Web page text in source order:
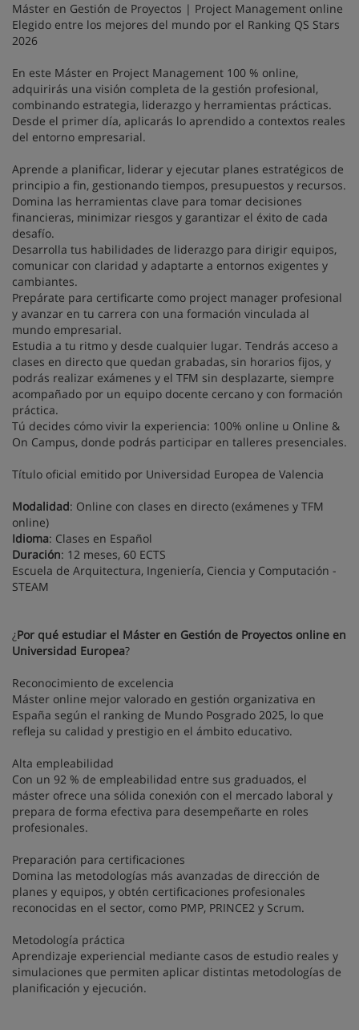
Máster en Gestión de Proyectos | Project Management online
Elegido entre los mejores del mundo por el Ranking QS Stars
2026
En este Máster en Project Management 100 % online,
adquirirás una visión completa de la gestión profesional,
combinando estrategia, liderazgo y herramientas prácticas.
Desde el primer día, aplicarás lo aprendido a contextos reales
del entorno empresarial.
Aprende a planificar, liderar y ejecutar planes estratégicos de
principio a fin, gestionando tiempos, presupuestos y recursos.
Domina las herramientas clave para tomar decisiones
financieras, minimizar riesgos y garantizar el éxito de cada
desafío.
Desarrolla tus habilidades de liderazgo para dirigir equipos,
comunicar con claridad y adaptarte a entornos exigentes y
cambiantes.
Prepárate para certificarte como project manager profesional
y avanzar en tu carrera con una formación vinculada al
mundo empresarial.
Estudia a tu ritmo y desde cualquier lugar. Tendrás acceso a
clases en directo que quedan grabadas, sin horarios fijos, y
podrás realizar exámenes y el TFM sin desplazarte, siempre
acompañado por un equipo docente cercano y con formación
práctica.
Tú decides cómo vivir la experiencia: 100% online u Online &
On Campus, donde podrás participar en talleres presenciales.
Título oficial emitido por Universidad Europea de Valencia
Modalidad: Online con clases en directo (exámenes y TFM
online)
Idioma: Clases en Español
Duración: 12 meses, 60 ECTS
Escuela de Arquitectura, Ingeniería, Ciencia y Computación -
STEAM
¿Por qué estudiar el Máster en Gestión de Proyectos online en
Universidad Europea?
Reconocimiento de excelencia
Máster online mejor valorado en gestión organizativa en
España según el ranking de Mundo Posgrado 2025, lo que
refleja su calidad y prestigio en el ámbito educativo.
Alta empleabilidad
Con un 92 % de empleabilidad entre sus graduados, el
máster ofrece una sólida conexión con el mercado laboral y
prepara de forma efectiva para desempeñarte en roles
profesionales.
Preparación para certificaciones
Domina las metodologías más avanzadas de dirección de
planes y equipos, y obtén certificaciones profesionales
reconocidas en el sector, como PMP, PRINCE2 y Scrum.
Metodología práctica
Aprendizaje experiencial mediante casos de estudio reales y
simulaciones que permiten aplicar distintas metodologías de
planificación y ejecución.